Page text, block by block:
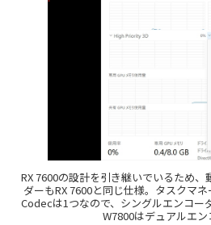
RX 7600の設計を引き継いでいるため
ダーもRX 7600と同じ仕様。タスクマ
Codecは1つなので、シングルエンコー
W7800はデュアルエン